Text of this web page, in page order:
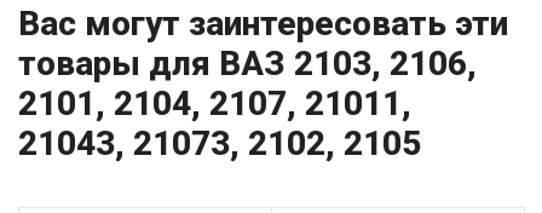
Вас могут заинтересовать эти
товары для ВАЗ 2103, 2106,
2101, 2104, 2107, 21011,
21043, 21073, 2102, 2105